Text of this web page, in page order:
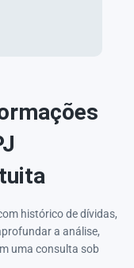
histórico de dívidas,
a análise,
uma consulta sob